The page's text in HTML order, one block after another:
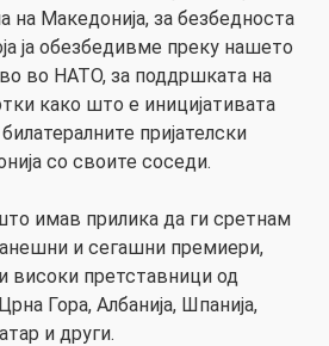
на Македонија, за безбедноста
ја обезбедивме преку нашето
во НАТО, за поддршката на
како што е иницијативата
пријателски
со своите соседи.
имав прилика да ги сретнам
и сегашни премиери,
високи претставници од
Гора, Албанија, Шпанија,
и други.